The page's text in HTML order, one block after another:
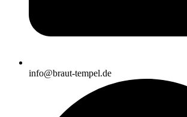
info@braut-tempel.de